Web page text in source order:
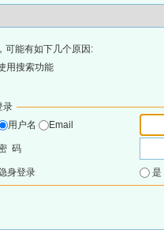
可能有如下几个原因:
用搜索功能
录
用户名
Email
码
身登录